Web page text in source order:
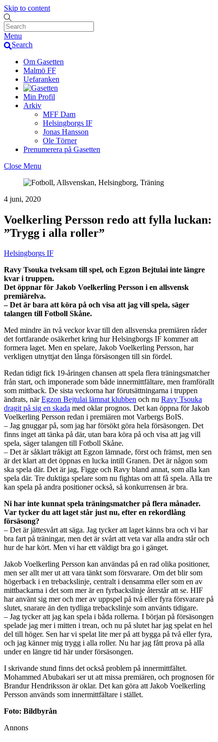
Skip to content
Menu
Search
Om Gasetten
Malmö FF
Uefaranken
Min Profil
Arkiv
MFF Dam
Helsingborgs IF
Jonas Hansson
Ole Törner
Prenumerera på Gasetten
Close Menu
4 juni, 2020
Voelkerling Persson redo att fylla luckan:
”Trygg i alla roller”
Helsingborgs IF
Ravy Tsouka tveksam till spel, och Egzon Bejtulai inte längre
kvar i truppen.
Det öppnar för Jakob Voelkerling Persson i en allsvensk
premiärelva.
– Det är bara att köra på och visa att jag vill spela, säger
talangen till Fotboll Skåne.
Med mindre än två veckor kvar till den allsvenska premiären råder
det fortfarande osäkerhet kring hur Helsingborgs IF kommer att
formera laget. Men en spelare, Jakob Voelkerling Persson, har
verkligen utnyttjat den långa försäsongen till sin fördel.
Redan tidigt fick 19-åringen chansen att spela flera träningsmatcher
från start, och imponerade som både innermittfältare, men framförallt
som mittback. De sista veckorna har förutsättningarna i truppen
ändrats, närEgzon Bejtulai lämnat klubben och nu Ravy Tsouka
dragit på sig en skada med oklar prognos. Det kan öppna för Jakob
Voelkerling Persson redan i premiären mot Varbergs BoIS.
– Jag gnuggar på, som jag har försökt göra hela försäsongen. Det
finns inget att tänka på där, utan bara köra på och visa att jag vill
spela, säger talangen till Fotboll Skåne.
– Det är såklart tråkigt att Egzon lämnade, först och främst, men sen
är det klart att det öppnas en lucka intill Granen. Det är någon som
ska spela där. Det är jag, Figge och Ravy bland annat, som alla kan
spela där. Tre duktiga spelare som nu fightas om att få spela. Alla tre
kan spela på andra positioner också, så konkurrensen är bra.
Ni har inte kunnat spela träningsmatcher på flera månader.
Var tycker du att laget står just nu, efter en rekordlång
försäsong?
– Det är jättesvårt att säga. Jag tycker att laget känns bra och vi har
bra fart på träningar, men det är svårt att veta var alla andra står och
hur de har kört. Men vi har ett väldigt bra go i gänget.
Jakob Voelkerling Persson kan användas på en rad olika positioner,
men ser allt mer ut att vara tänkt som försvarare. Om det blir som
högerback i en trebackslinje, centralt i densamma eller som en av
mittbackarna i det som mer är en fyrbackslinje återstår att se. HIF
har använt sig mer och mer av uppspel på två eller fyra försvarare på
slutet, snarare än den tydliga trebackslinje som använts tidigare.
– Jag tycker att jag kan spela i båda rollerna. I början på försäsongen
spelade jag mer i mitten i trean, och nu på slutet har jag spelat en hel
del till höger. Sen har vi spelat lite mer på att bygga på två eller fyra,
och jag känner mig trygg i alla roller. Nu har jag fått prova på alla
under en längre tid här under försäsongen.
I skrivande stund finns det också problem på innermittfältet.
Mohammed Abubakari ser ut att missa premiären, och prognosen för
Brandur Hendriksson är oklar. Det kan göra att Jakob Voelkerling
Persson används som innermittfältare i stället.
Foto: Bildbyrån
Annons